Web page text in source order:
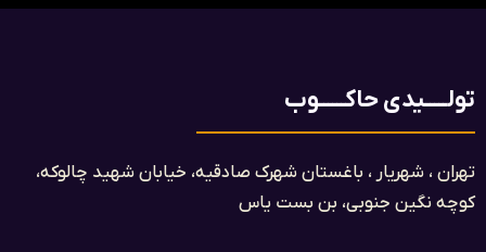
تولـــــیدی حاکــــــوب
تهران ، شهریار ، باغستان شهرک صادقیه، خیابان شهید چالوکه،
کوچه نگین جنوبی، بن بست یاس​